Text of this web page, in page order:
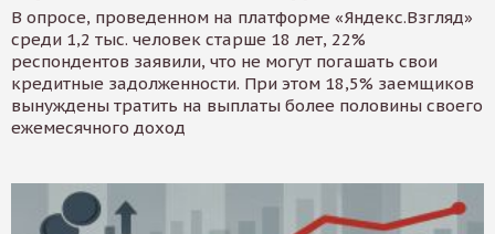
В опросе, проведенном на платформе «Яндекс.Взгляд»
среди 1,2 тыс. человек старше 18 лет, 22%
респондентов заявили, что не могут погашать свои
кредитные задолженности. При этом 18,5% заемщиков
вынуждены тратить на выплаты более половины своего
ежемесячного доход